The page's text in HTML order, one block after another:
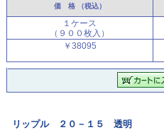
価 格（税込）
１ケース
（９００枚入）
￥38095
リップル ２０－１５ 透明